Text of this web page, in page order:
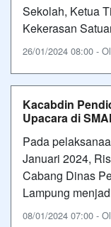
Sekolah, Ketua
Kekerasan
26/01/2024 08:00 -
Kacabdin
Upacara di
Pada
Januari 2024,
Cabang Dinas
Lampung
08/01/2024 07:00 -